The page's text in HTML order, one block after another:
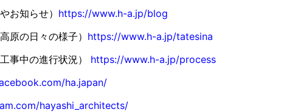
知らせ） https://www.h-a.jp/blog
の日々の様子） https://www.h-a.jp/tatesina
事中の進行状況） https://www.h-a.jp/process
ha.japan/
hayashi_architects/